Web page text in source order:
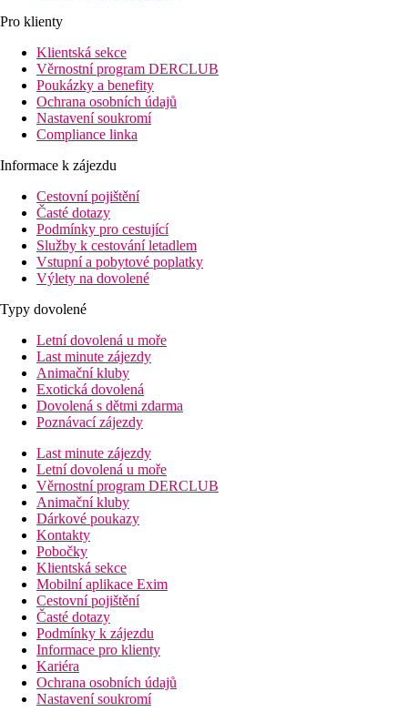
Pro klienty
Klientská sekce
Věrnostní program DERCLUB
Poukázky a benefity
Ochrana osobních údajů
Nastavení soukromí
Compliance linka
Informace k zájezdu
Cestovní pojištění
Časté dotazy
Podmínky pro cestující
Služby k cestování letadlem
Vstupní a pobytové poplatky
Výlety na dovolené
Typy dovolené
Letní dovolená u moře
Last minute zájezdy
Animační kluby
Exotická dovolená
Dovolená s dětmi zdarma
Poznávací zájezdy
Last minute zájezdy
Letní dovolená u moře
Věrnostní program DERCLUB
Animační kluby
Dárkové poukazy
Kontakty
Pobočky
Klientská sekce
Mobilní aplikace Exim
Cestovní pojištění
Časté dotazy
Podmínky k zájezdu
Informace pro klienty
Kariéra
Ochrana osobních údajů
Nastavení soukromí